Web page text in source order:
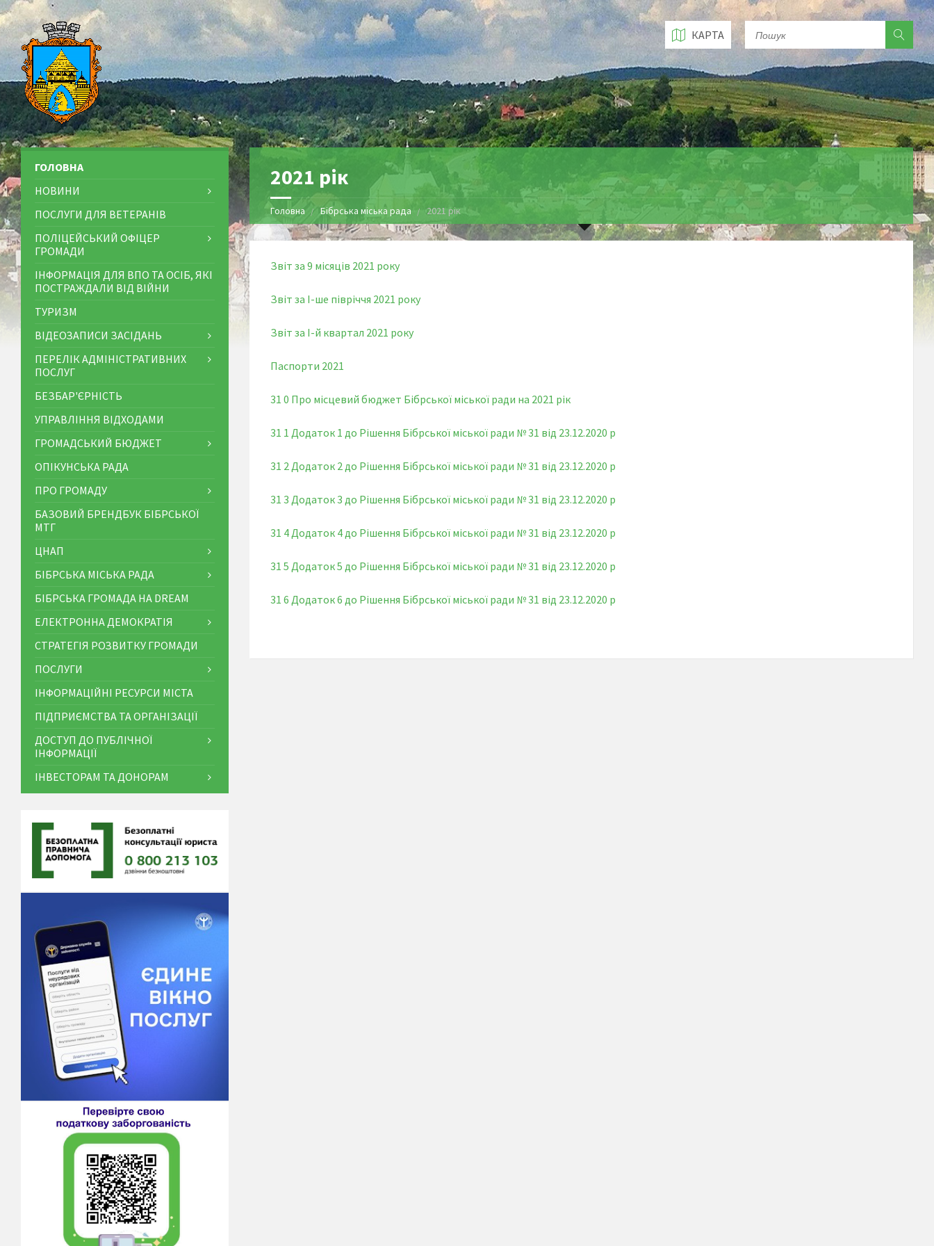
КАРТА
2021 рік
Головна Бібрська міська рада 2021 рік
Звіт за 9 місяців 2021 року
Звіт за І-ше півріччя 2021 року
Звіт за І-й квартал 2021 року
Паспорти 2021
31 0 Про місцевий бюджет Бібрської міської ради на 2021 рік
31 1 Додаток 1 до Рішення Бібрської міської ради № 31 від 23.12.2020 р
31 2 Додаток 2 до Рішення Бібрської міської ради № 31 від 23.12.2020 р
31 3 Додаток 3 до Рішення Бібрської міської ради № 31 від 23.12.2020 р
31 4 Додаток 4 до Рішення Бібрської міської ради № 31 від 23.12.2020 р
31 5 Додаток 5 до Рішення Бібрської міської ради № 31 від 23.12.2020 р
31 6 Додаток 6 до Рішення Бібрської міської ради № 31 від 23.12.2020 р
ГОЛОВНА
НОВИНИ
ПОСЛУГИ ДЛЯ ВЕТЕРАНІВ
ПОЛІЦЕЙСЬКИЙ ОФІЦЕР
ГРОМАДИ
ІНФОРМАЦІЯ ДЛЯ ВПО ТА ОСІБ, ЯКІ
ПОСТРАЖДАЛИ ВІД ВІЙНИ
ТУРИЗМ
ВІДЕОЗАПИСИ ЗАСІДАНЬ
ПЕРЕЛІК АДМІНІСТРАТИВНИХ
ПОСЛУГ
БЕЗБАР'ЄРНІСТЬ
УПРАВЛІННЯ ВІДХОДАМИ
ГРОМАДСЬКИЙ БЮДЖЕТ
ОПІКУНСЬКА РАДА
ПРО ГРОМАДУ
БАЗОВИЙ БРЕНДБУК БІБРСЬКОЇ
МТГ
ЦНАП
БІБРСЬКА МІСЬКА РАДА
БІБРСЬКА ГРОМАДА НА DREAM
ЕЛЕКТРОННА ДЕМОКРАТІЯ
СТРАТЕГІЯ РОЗВИТКУ ГРОМАДИ
ПОСЛУГИ
ІНФОРМАЦІЙНІ РЕСУРСИ МІСТА
ПІДПРИЄМСТВА ТА ОРГАНІЗАЦІЇ
ДОСТУП ДО ПУБЛІЧНОЇ
ІНФОРМАЦІЇ
ІНВЕСТОРАМ ТА ДОНОРАМ